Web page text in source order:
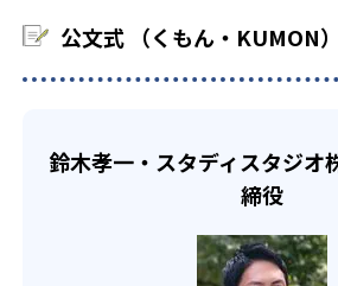
でも週2回受講できる。そのため、部
らのオンライン受講と通室を組み合わ
部活や習い事と両立した
KUMONでは、一人ひとりの学習状況
宿題の量や進め方に関しては、いつで
だ。
公文式 （くもん・KUMON
鈴木孝一・スタディスタジオ
締役